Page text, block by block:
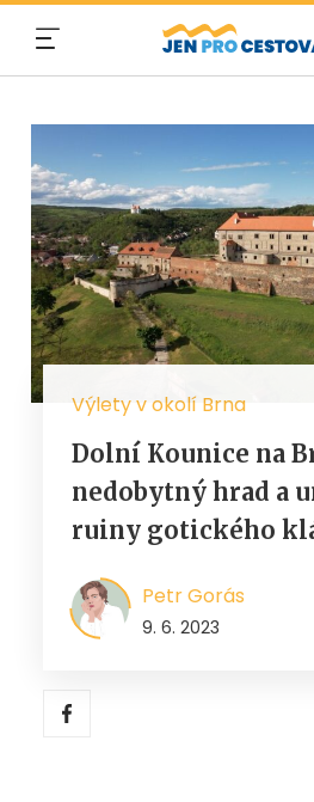
Výlety v okolí Brna
Dolní Kounice na
nedobytný hrad a
ruiny gotického
Petr Gorás
9. 6. 2023